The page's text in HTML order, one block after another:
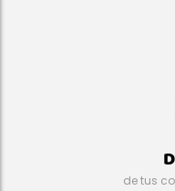
de tus